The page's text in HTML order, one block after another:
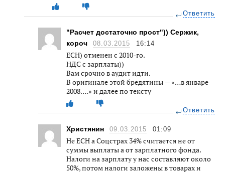
Ответить
"Расчет достаточно прост")) Сержик,
короч
08.03.2015 16:14
ЕСН) отменен с 2010-го.
НДС с зарплаты))
Вам срочно в аудит идти.
В оригинале этой бредятины — «…в январе
2008….» и далее по тексту
Ответить
Христянин 09.03.2015 01:09
Не ЕСН а Соцстрах 34% считается не от
суммы выплаты а от зарплатного фонда.
Налоги на зарплату у нас составляют около
50%, потом налоги заложены в товарах и